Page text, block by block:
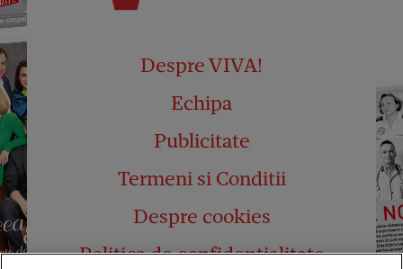
Despre VIVA!
Echipa
Publicitate
Termeni si Conditii
Despre cookies
Politica de confidențialitate